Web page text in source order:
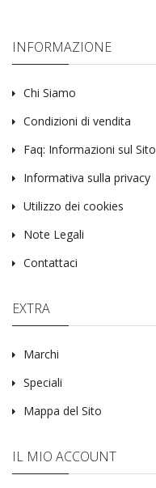
INFORMAZIONE
Chi Siamo
Condizioni di vendita
Faq: Informazioni sul Sito
Informativa sulla privacy
Utilizzo dei cookies
Note Legali
Contattaci
EXTRA
Marchi
Speciali
Mappa del Sito
IL MIO ACCOUNT